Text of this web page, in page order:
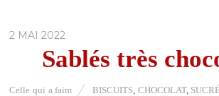
2 MAI 2022
Sablés très
Celle qui a faim BISCUITS CHOCOLAT,